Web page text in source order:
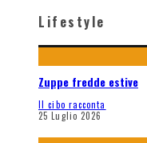
Lifestyle
Zuppe fredde estive
Il cibo racconta
25 Luglio 2026